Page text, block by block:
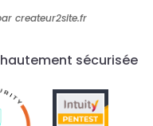
createur2site.fr
sécurisée